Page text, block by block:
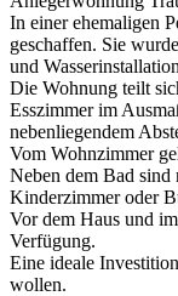
In einer ehemaligen
geschaffen. Sie
und
Die Wohnung teilt
Esszimmer im
nebenliegendem
Vom Wohnzimmer
Neben dem Bad sind
Kinderzimmer oder
Vor dem Haus und
Verfügung.
Eine ideale
wollen.